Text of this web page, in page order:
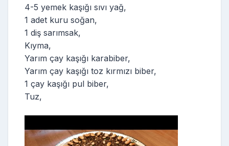
4-5 yemek kaşığı sıvı yağ,
1 adet kuru soğan,
1 diş sarımsak,
Kıyma,
Yarım çay kaşığı karabiber,
Yarım çay kaşığı toz kırmızı biber,
1 çay kaşığı pul biber,
Tuz,